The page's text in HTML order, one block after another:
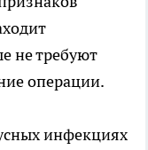
не требуют
операции.
инфекциях